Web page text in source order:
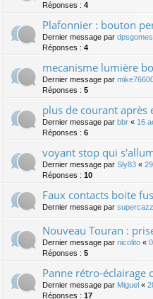
Réponses : 4
Plafonnier : bouton
Dernier message par dpsgomes
Réponses : 4
mecanisme lumière
Dernier message par
Réponses : 5
plus de courant après
Dernier message par bbr « 16
Réponses : 6
voyant stop qui
Dernier message par Sly83 «
Réponses : 10
Faux contacts boite
Dernier message par
Nouveau Touran :
Dernier message par nicolito «
Réponses : 5
Panne rétro-éclairage
Dernier message par Miguel «
Réponses : 17